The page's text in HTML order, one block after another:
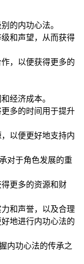
的内功心法。
和声望，从而获得
，以便获得更多的
经济成本。
多的时间用于提升
以便更好地支持内
对于角色发展的重
更多的资源和财
和声誉，以及合理
地进行内功心法的
内功心法的传承之